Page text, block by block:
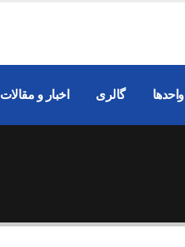
واحدها گالری اخبار و مقالات